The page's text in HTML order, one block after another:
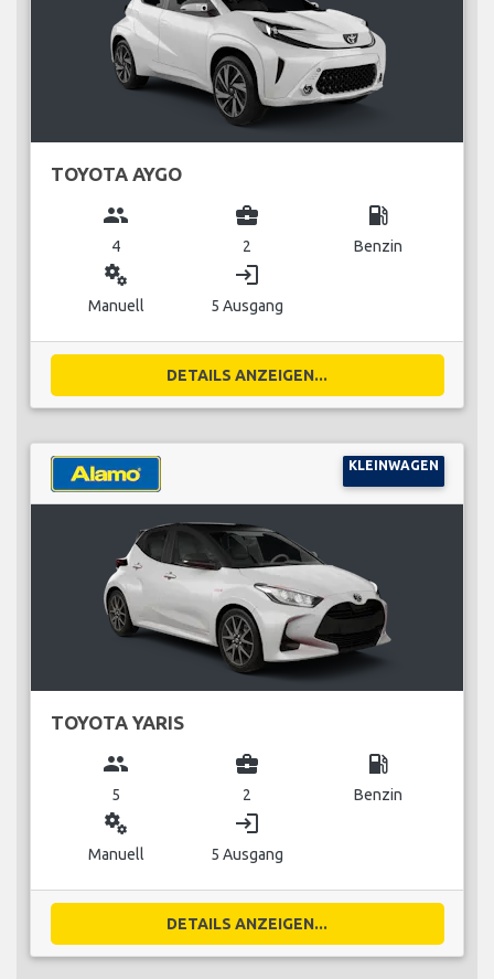
TOYOTA AYGO
group
4
business_center
2
local_gas_station
Benzin
miscellaneous_services
Manuell
login
5 Ausgang
DETAILS ANZEIGEN...
KLEINWAGEN
TOYOTA YARIS
group
5
business_center
2
local_gas_station
Benzin
miscellaneous_services
Manuell
login
5 Ausgang
DETAILS ANZEIGEN...